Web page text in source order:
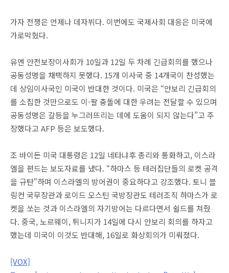
가자 전쟁은 언제나 데자뷔다. 이번에도 국제사회 대응은 미국에
가로막혔다.
유엔 안전보장이사회가 10일과 12일 두 차례 긴급회의를 했으나
공동성명을 채택하지 못했다. 15개 이사국 중 14개국이 찬성했는
데 상임이사국인 미국이 반대한 것이다. 미국은 “안보리 긴급회의
를 소집한 것만으로도 이-팔 충돌에 대한 우려는 전달할 수 있으며
공동성명은 갈등을 누그러뜨리는 데에 도움이 되지 않는다”고 주
장했다고 AFP 등은 보도했다.
조 바이든 미국 대통령은 12일 네타냐후 총리와 통화하고, 이스라
엘을 편드는 보도자료를 냈다. “하마스 등 테러집단들의 로켓 공격
을 규탄"하며 이스라엘의 방어권이 중요하다고 강조했다. 토니 블
링컨 국무장관과 로이드 오스틴 국방장관도 테러조직 하마스가 로
켓을 쏘는 것과 이스라엘의 자기방어는 다르다면서 쉴드를 쳐줬
다. 중국, 노르웨이, 튀니지가 14일에 다시 안보리 회의를 하자고
했는데 미국이 이것도 반대해, 16일로 화상회의가 미뤄졌다.
[VOX]